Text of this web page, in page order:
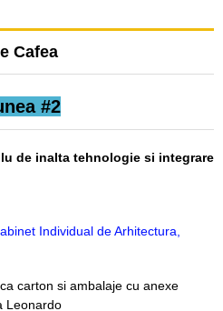
Cafea
#2
de inalta tehnologie si integrare
Individual de Arhitectura
carton si ambalaje cu anexe
Leonardo